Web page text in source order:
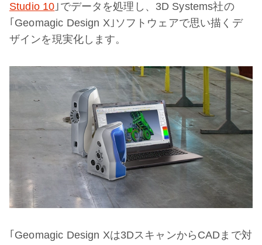
Studio 10 ｣でデータを処理し、 3D Systems社の
｢ Geomagic Design X｣ソフトウェアで思い描くデ
ザインを現実化します。
｢Geomagic Design Xは3DスキャンからCADまで対